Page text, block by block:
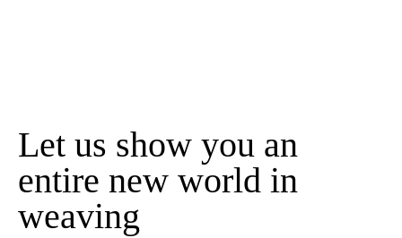
Let us show you an
entire new world in
weaving